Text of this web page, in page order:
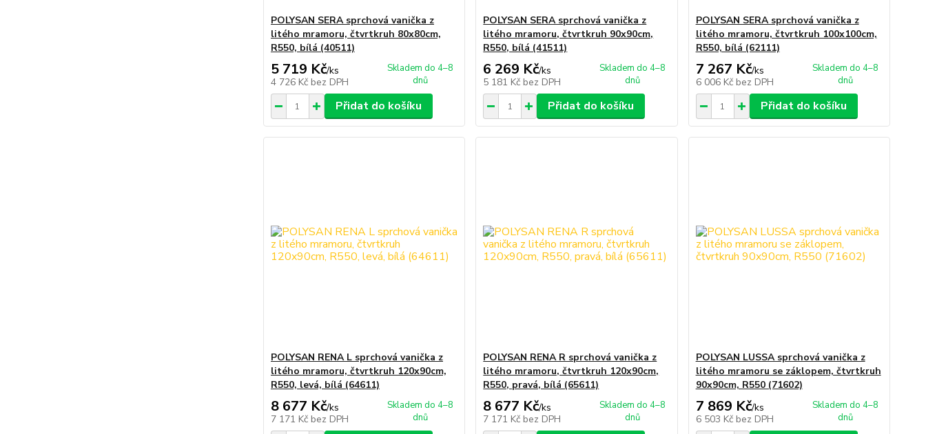
POLYSAN SERA sprchová vanička z
litého mramoru, čtvrtkruh 80x80cm,
R550, bílá (40511)
5 719 Kč/ks
4 726 Kč bez DPH
Skladem do 4–8
dnů
Přidat do košíku
POLYSAN SERA sprchová vanička z
litého mramoru, čtvrtkruh 90x90cm,
R550, bílá (41511)
6 269 Kč/ks
5 181 Kč bez DPH
Skladem do 4–8
dnů
Přidat do košíku
POLYSAN SERA sprchová vanička z
litého mramoru, čtvrtkruh 100x100cm,
R550, bílá (62111)
7 267 Kč/ks
6 006 Kč bez DPH
Skladem do 4–8
dnů
Přidat do košíku
POLYSAN RENA L sprchová vanička z
litého mramoru, čtvrtkruh 120x90cm,
R550, levá, bílá (64611)
8 677 Kč/ks
7 171 Kč bez DPH
Skladem do 4–8
dnů
POLYSAN RENA R sprchová vanička z
litého mramoru, čtvrtkruh 120x90cm,
R550, pravá, bílá (65611)
8 677 Kč/ks
7 171 Kč bez DPH
Skladem do 4–8
dnů
POLYSAN LUSSA sprchová vanička z
litého mramoru se záklopem, čtvrtkruh
90x90cm, R550 (71602)
7 869 Kč/ks
6 503 Kč bez DPH
Skladem do 4–8
dnů